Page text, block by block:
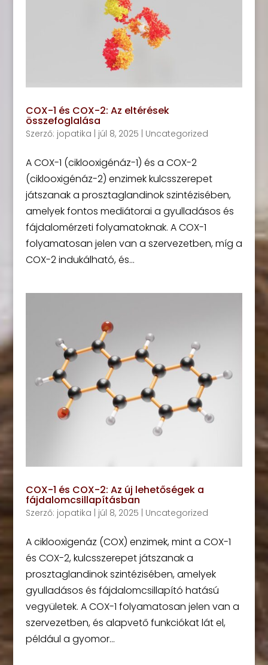
COX-1 és COX-2: Az eltérések
összefoglalása
Szerző: jopatika | júl 8, 2025 | Uncategorized
A COX-1 (ciklooxigénáz-1) és a COX-2
(ciklooxigénáz-2) enzimek kulcsszerepet
játszanak a prosztaglandinok szintézisében,
amelyek fontos mediátorai a gyulladásos és
fájdalomérzeti folyamatoknak. A COX-1
folyamatosan jelen van a szervezetben, míg a
COX-2 indukálható, és...
COX-1 és COX-2: Az új lehetőségek a
fájdalomcsillapításban
Szerző: jopatika | júl 8, 2025 | Uncategorized
A ciklooxigenáz (COX) enzimek, mint a COX-1
és COX-2, kulcsszerepet játszanak a
prosztaglandinok szintézisében, amelyek
gyulladásos és fájdalomcsillapító hatású
vegyületek. A COX-1 folyamatosan jelen van a
szervezetben, és alapvető funkciókat lát el,
például a gyomor...